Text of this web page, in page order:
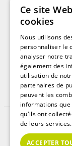
Ce site
cookies
Nous utilisons
personnaliser le
analyser notre
également des
utilisation de
partenaires de
peuvent les
informations
qu'ils ont
de leurs services.
ACCEPTER